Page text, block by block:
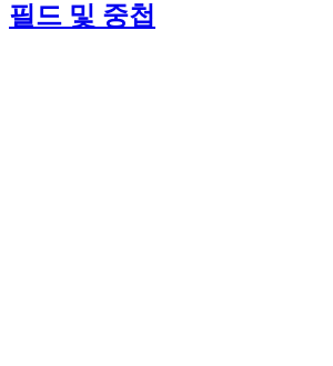
필드 및 중첩